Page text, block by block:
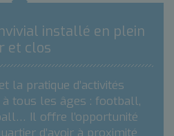
installé en plein
et clos
la pratique d’activités
tous les âges : football,
Il offre l’opportunité
d’avoir à proximité